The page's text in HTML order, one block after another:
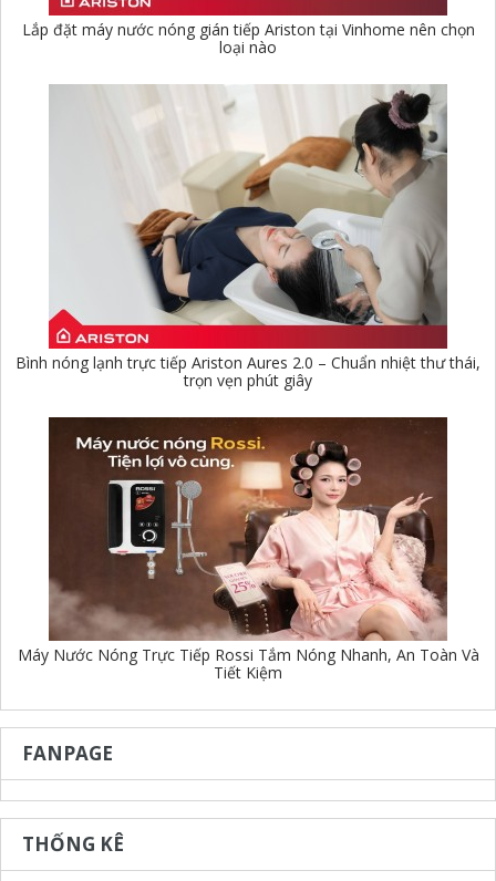
Lắp đặt máy nước nóng gián tiếp Ariston tại Vinhome nên chọn
loại nào
Bình nóng lạnh trực tiếp Ariston Aures 2.0 – Chuẩn nhiệt thư thái,
trọn vẹn phút giây
Máy Nước Nóng Trực Tiếp Rossi Tắm Nóng Nhanh, An Toàn Và
Tiết Kiệm
FANPAGE
THỐNG KÊ